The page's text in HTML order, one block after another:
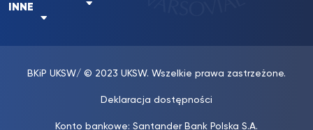
INNE
BKiP UKSW/ © 2023 UKSW. Wszelkie prawa zastrzeżone.
Deklaracja dostępności
Konto bankowe: Santander Bank Polska S.A.